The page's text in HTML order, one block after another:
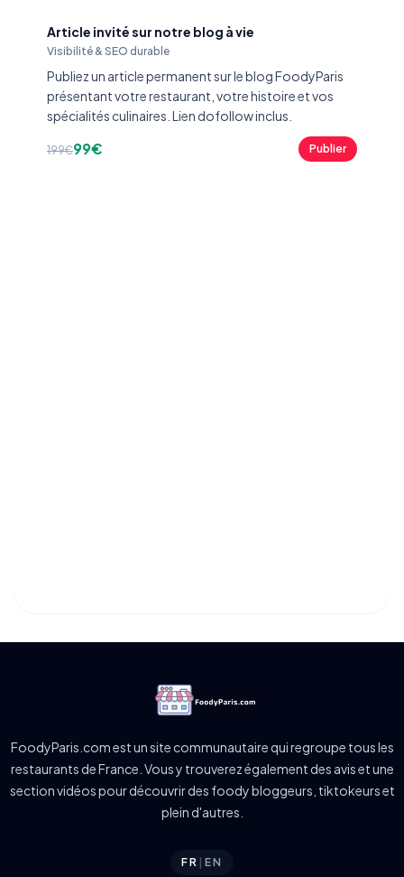
Article invité sur notre blog à vie
Visibilité & SEO durable
Publiez un article permanent sur le blog FoodyParis
présentant votre restaurant, votre histoire et vos
spécialités culinaires. Lien dofollow inclus.
199€99€ Publier
FoodyParis.com est un site communautaire qui regroupe tous les
restaurants de France. Vous y trouverez également des avis et une
section vidéos pour découvrir des foody bloggeurs, tiktokeurs et
plein d'autres.
FR |EN